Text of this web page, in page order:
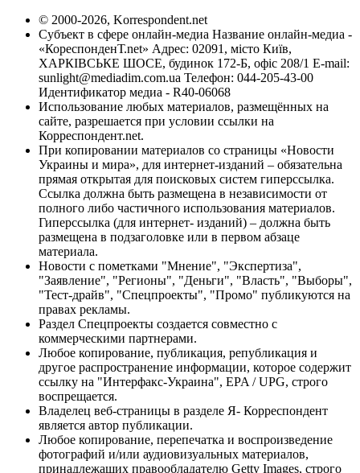
© 2000-2026, Korrespondent.net
Субъект в сфере онлайн-медиа Название онлайн-медиа -
«КореспонденТ.net» Адрес: 02091, місто Київ,
ХАРКІВСЬКЕ ШОСЕ, будинок 172-Б, офіс 208/1 E-mail:
sunlight@mediadim.com.ua Телефон: 044-205-43-00
Идентификатор медиа - R40-06068
Использование любых материалов, размещённых на
сайте, разрешается при условии ссылки на
Корреспондент.net.
При копировании материалов со страницы «Новости
Украины и мира», для интернет-изданий – обязательна
прямая открытая для поисковых систем гиперссылка.
Ссылка должна быть размещена в независимости от
полного либо частичного использования материалов.
Гиперссылка (для интернет- изданий) – должна быть
размещена в подзаголовке или в первом абзаце
материала.
Новости с пометками "Мнение", "Экспертиза",
"Заявление", "Регионы", "Деньги", "Власть", "Выборы",
"Тест-драйв", "Спецпроекты", "Промо" публикуются на
правах рекламы.
Раздел Спецпроекты создается совместно с
коммерческими партнерами.
Любое копирование, публикация, републикация и
другое распространение информации, которое содержит
ссылку на "Интерфакс-Украина", EPA / UPG, строго
воспрещается.
Владелец веб-страницы в разделе Я- Корреспондент
является автор публикации.
Любое копирование, перепечатка и воспроизведение
фотографий и/или аудиовизуальных материалов,
принадлежащих правообладателю Getty Images, строго